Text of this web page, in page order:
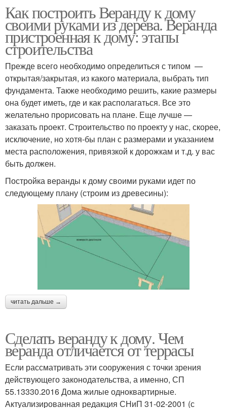
Как построить Веранду к дому
своими руками из дерева. Веранда
пристроенная к дому: этапы
строительства
Прежде всего необходимо определиться с типом —
открытая/закрытая, из какого материала, выбрать тип
фундамента. Также необходимо решить, какие размеры
она будет иметь, где и как располагаться. Все это
желательно прорисовать на плане. Еще лучше —
заказать проект. Строительство по проекту у нас, скорее,
исключение, но хотя-бы план с размерами и указанием
места расположения, привязкой к дорожкам и т.д. у вас
быть должен.
Постройка веранды к дому своими руками идет по
следующему плану (строим из древесины):
читать дальше →
Сделать веранду к дому. Чем
веранда отличается от террасы
Если рассматривать эти сооружения с точки зрения
действующего законодательства, а именно, СП
55.13330.2016 Дома жилые одноквартирные.
Актуализированная редакция СНиП 31-02-2001 (с